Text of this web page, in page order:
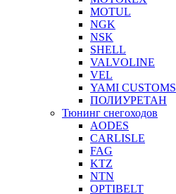
MOTUL
NGK
NSK
SHELL
VALVOLINE
VEL
YAMI CUSTOMS
ПОЛИУРЕТАН
Тюнинг снегоходов
AODES
CARLISLE
FAG
KTZ
NTN
OPTIBELT